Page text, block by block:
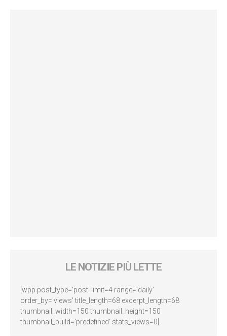
LE NOTIZIE PIÙ LETTE
[wpp post_type='post' limit=4 range='daily'
order_by='views' title_length=68 excerpt_length=68
thumbnail_width=150 thumbnail_height=150
thumbnail_build='predefined' stats_views=0]